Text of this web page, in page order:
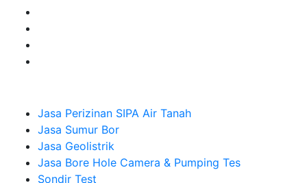
Jasa Perizinan SIPA Air Tanah
Jasa Sumur Bor
Jasa Geolistrik
Jasa Bore Hole Camera & Pumping Tes
Sondir Test